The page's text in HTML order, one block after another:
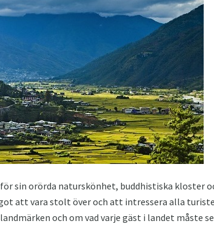
sin orörda naturskönhet, buddhistiska kloster
att vara stolt över och att intressera alla
och om vad varje gäst i landet måste